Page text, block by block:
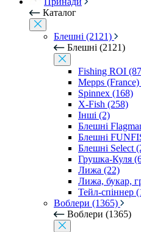
Каталог
Блешні (2121)
Блешні (2121)
Fishing ROI
Mepps
Spinnex (168)
X-Fish (258)
Інші (2)
Блешні
Блешні
Блешні Select
Грушка-Куля
Лижа (22)
Лижа, букар,
Тейл-спіннер
Воблери (1365)
Воблери (1365)